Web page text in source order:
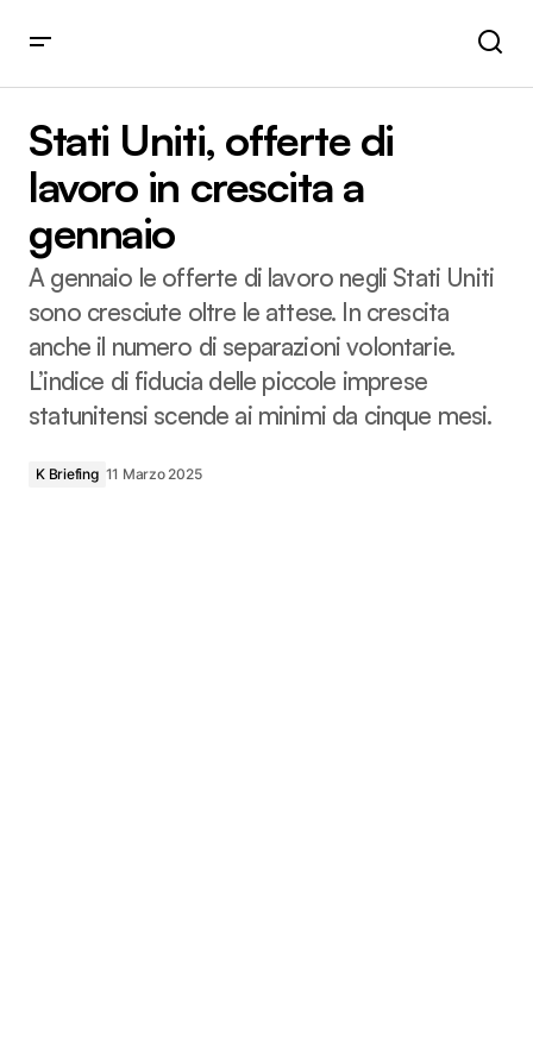
Stati Uniti, offerte di
lavoro in crescita a
gennaio
A gennaio le offerte di lavoro negli Stati Uniti
sono cresciute oltre le attese. In crescita
anche il numero di separazioni volontarie.
L’indice di fiducia delle piccole imprese
statunitensi scende ai minimi da cinque mesi.
K Briefing 11 Marzo 2025